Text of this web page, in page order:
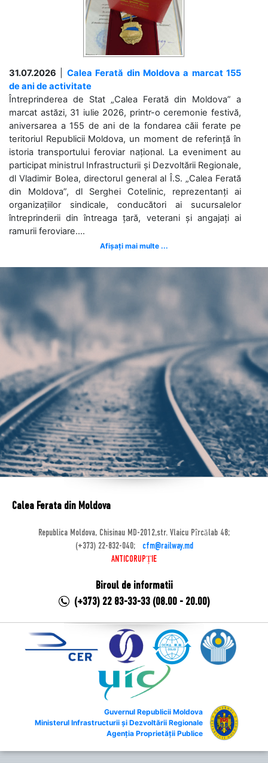
31.07.2026
Calea Ferată din Moldova a marcat 155
de ani de activitate
Întreprinderea de Stat „Calea Ferată din Moldova” a
marcat astăzi, 31 iulie 2026, printr-o ceremonie festivă,
aniversarea a 155 de ani de la fondarea căii ferate pe
teritoriul Republicii Moldova, un moment de referință în
istoria transportului feroviar național. La eveniment au
participat ministrul Infrastructurii și Dezvoltării Regionale,
dl Vladimir Bolea, directorul general al Î.S. „Calea Ferată
din Moldova”, dl Serghei Cotelinic, reprezentanți ai
organizațiilor sindicale, conducători ai sucursalelor
întreprinderii din întreaga țară, veterani și angajați ai
ramurii feroviare....
Afișați mai multe ...
Calea Ferata din Moldova
Republica Moldova, Chisinau MD-2012,str. Vlaicu Pîrcălab 48;
(+373) 22-832-040;
cfm@railway.md
ANTICORUPȚIE
Biroul de informatii
(+373) 22 83-33-33 (08.00 - 20.00)
Guvernul Republicii Moldova
Ministerul Infrastructurii și Dezvoltării Regionale
Agenția Proprietății Publice